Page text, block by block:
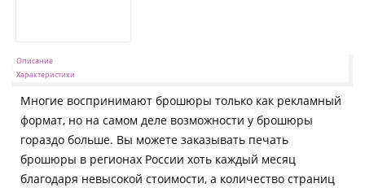
Описание
Характеристики
Многие воспринимают брошюры только как рекламный
формат, но на самом деле возможности у брошюры
гораздо больше. Вы можете заказывать печать
брошюры в регионах России хоть каждый месяц
благодаря невысокой стоимости, а количество страниц